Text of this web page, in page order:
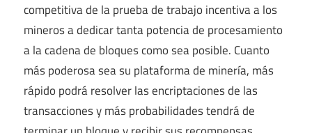
competitiva de la prueba de trabajo incentiva a los
mineros a dedicar tanta potencia de procesamiento
a la cadena de bloques como sea posible. Cuanto
más poderosa sea su plataforma de minería, más
rápido podrá resolver las encriptaciones de las
transacciones y más probabilidades tendrá de